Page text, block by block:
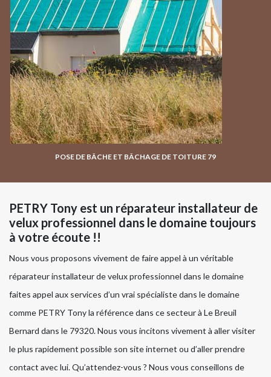
POSE DE BÂCHE ET BÂCHAGE DE TOITURE 79
PETRY Tony est un réparateur installateur de
velux professionnel dans le domaine toujours
à votre écoute !!
Nous vous proposons vivement de faire appel à un véritable
réparateur installateur de velux professionnel dans le domaine
faites appel aux services d’un vrai spécialiste dans le domaine
comme PETRY Tony la référence dans ce secteur à Le Breuil
Bernard dans le 79320. Nous vous incitons vivement à aller visiter
le plus rapidement possible son site internet ou d’aller prendre
contact avec lui. Qu’attendez-vous ? Nous vous conseillons de